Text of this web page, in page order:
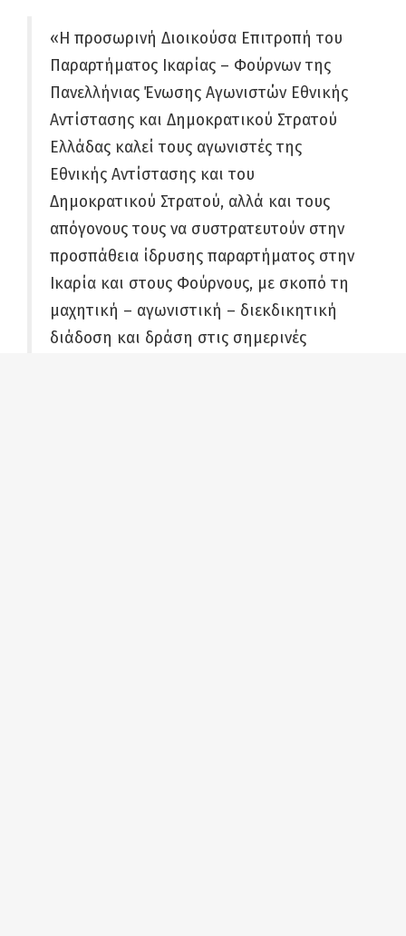
«Η προσωρινή Διοικούσα Επιτροπή του
Παραρτήματος Ικαρίας – Φούρνων της
Πανελλήνιας Ένωσης Αγωνιστών Εθνικής
Αντίστασης και Δημοκρατικού Στρατού
Ελλάδας καλεί τους αγωνιστές της
Εθνικής Αντίστασης και του
Δημοκρατικού Στρατού, αλλά και τους
απόγονους τους να συστρατευτούν στην
προσπάθεια ίδρυσης παραρτήματος στην
Ικαρία και στους Φούρνους, με σκοπό τη
μαχητική – αγωνιστική – διεκδικητική
διάδοση και δράση στις σημερινές